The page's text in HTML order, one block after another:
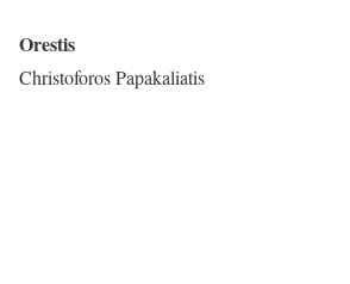
Orestis
Christoforos Papakaliatis